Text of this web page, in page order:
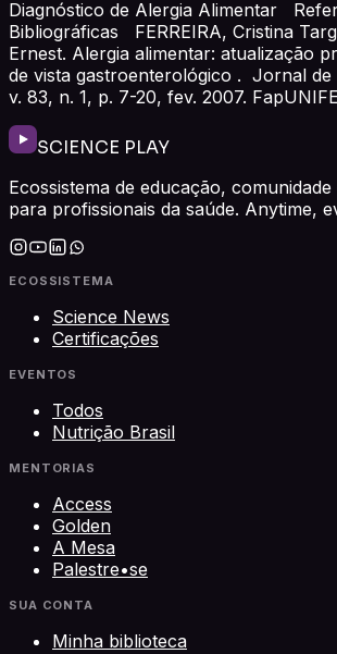
Diagnóstico de Alergia Alimentar
Bibliográficas FERREIRA, Cristina
Ernest. Alergia alimentar: atualização
de vista gastroenterológico . Jornal de
v. 83, n. 1, p. 7-20, fev. 2007.
SCIENCE PLAY
Ecossistema de educação,
para profissionais da saúde. Anytime,
ECOSSISTEMA
Science News
Certificações
EVENTOS
Todos
Nutrição Brasil
MENTORIAS
Access
Golden
A Mesa
Palestre•se
SUA CONTA
Minha biblioteca